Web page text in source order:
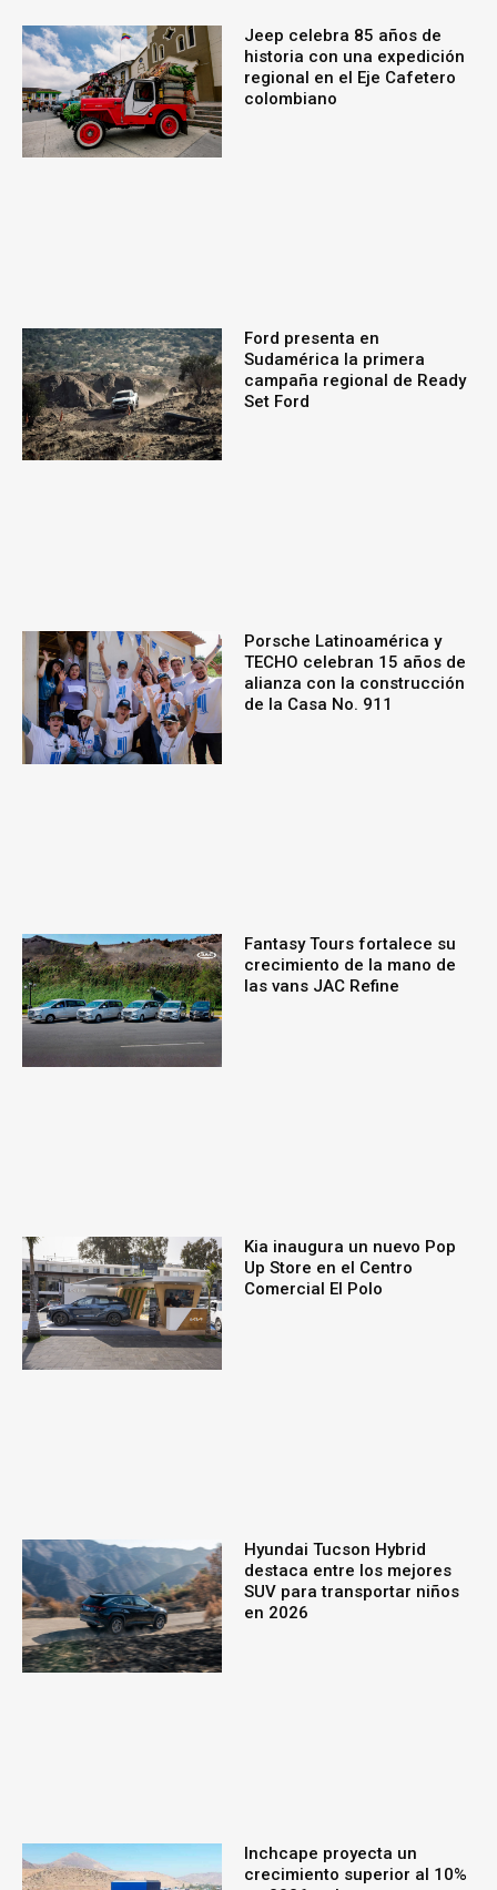
Jeep celebra 85 años de
historia con una expedición
regional en el Eje Cafetero
colombiano
Ford presenta en
Sudamérica la primera
campaña regional de Ready
Set Ford
Porsche Latinoamérica y
TECHO celebran 15 años de
alianza con la construcción
de la Casa No. 911
Fantasy Tours fortalece su
crecimiento de la mano de
las vans JAC Refine
Kia inaugura un nuevo Pop
Up Store en el Centro
Comercial El Polo
Hyundai Tucson Hybrid
destaca entre los mejores
SUV para transportar niños
en 2026
Inchcape proyecta un
crecimiento superior al 10%